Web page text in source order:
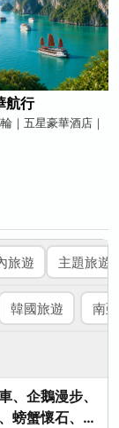
航行
｜五星豪華酒店｜
旅遊 主題旅遊
韓國旅遊 南
、企鵝漫步、
螃蟹懷石、啤